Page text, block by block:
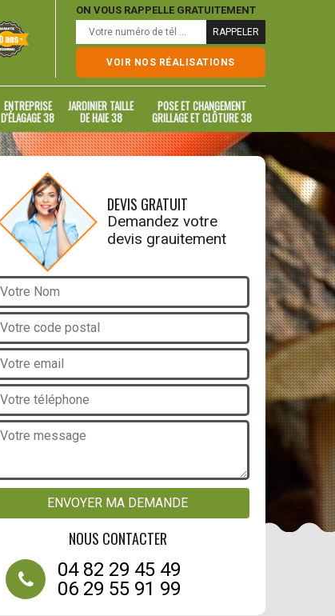
ON VOUS RAPPELLE GRATUITEMENT
VOIR NOS RÉALISATIONS
ENTREPRISE
D'ÉLAGAGE 38
JARDINIER TAILLE
DE HAIE 38
POSE ET CHANGEMENT
GRILLAGE ET CLÔTURE 38
DEVIS GRATUIT
Demandez votre
devis grauitement
NOUS CONTACTER
04 82 29 45 49
06 29 55 91 99